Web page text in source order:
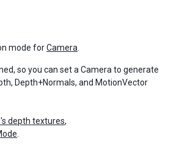
mode forCamera
so you can set a Camera to generate
Depth+Normals, and MotionVector
depth textures,